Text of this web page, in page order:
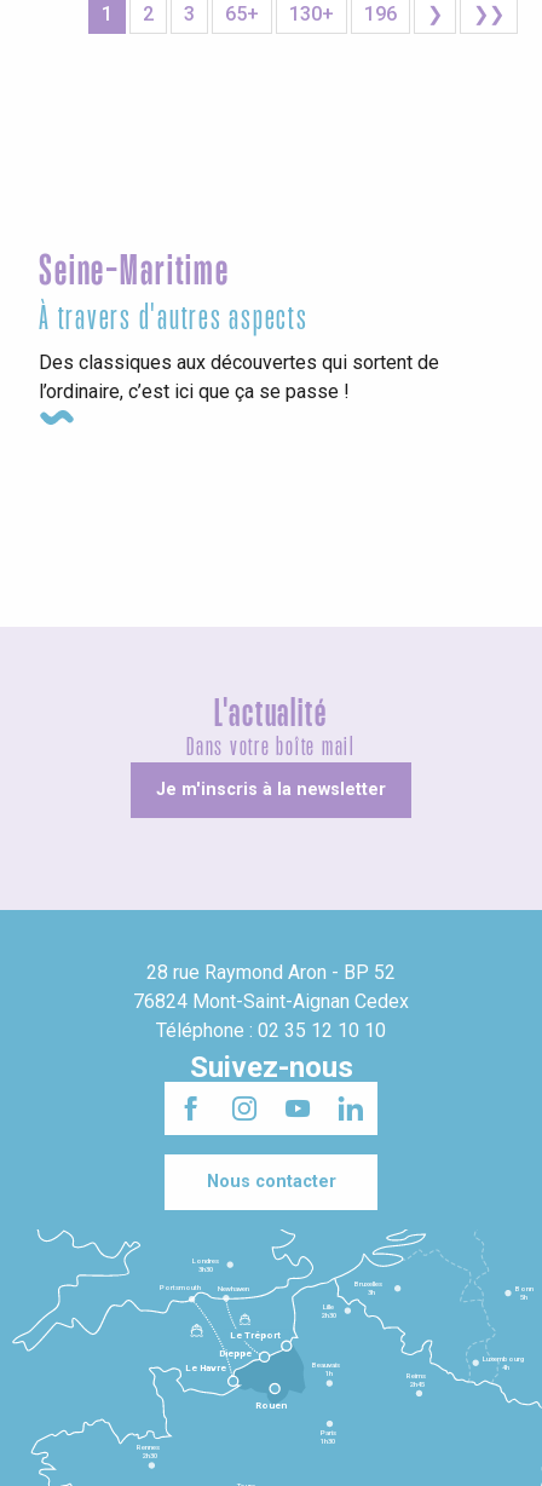
1 2 3 65+ 130+ 196 ❯ ❯❯
Seine-Maritime
À travers d'autres aspects
Des classiques aux découvertes qui sortent de
l’ordinaire, c’est ici que ça se passe !
L'actualité
Dans votre boîte mail
Je m'inscris à la newsletter
28 rue Raymond Aron - BP 52
76824 Mont-Saint-Aignan Cedex
Téléphone : 02 35 12 10 10
Suivez-nous
Nous contacter
Le Havre
Dieppe
Le Tréport
Rennes
2h30
Paris
1h30
Beauvais
1h
Reims
2h45
Lille
2h30
Bruxelles
3h
Londres
3h30
Newhaven
Portsmouth
Bonn
5h
Luxembourg
4h
Rouen